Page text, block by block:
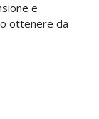
e
ottenere da